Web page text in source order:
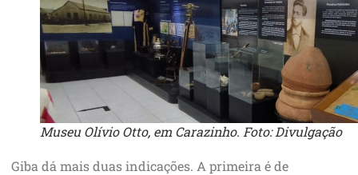
Museu Olívio Otto, em Carazinho. Foto: Divulgação
Giba dá mais duas indicações. A primeira é de